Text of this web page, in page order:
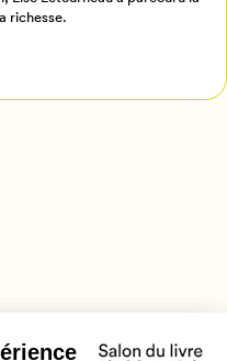
richesse.